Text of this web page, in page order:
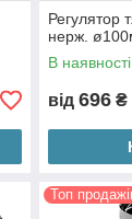
Регулятор
нерж.
В наявності
від 696 ₴
Топ